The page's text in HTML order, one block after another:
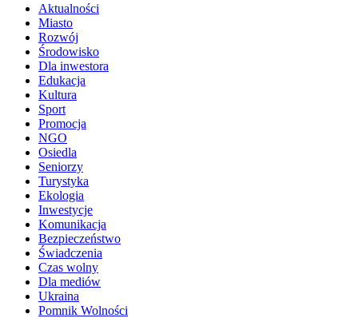
Aktualności
Miasto
Rozwój
Środowisko
Dla inwestora
Edukacja
Kultura
Sport
Promocja
NGO
Osiedla
Seniorzy
Turystyka
Ekologia
Inwestycje
Komunikacja
Bezpieczeństwo
Świadczenia
Czas wolny
Dla mediów
Ukraina
Pomnik Wolności